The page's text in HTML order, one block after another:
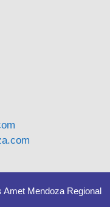
Mendoza Regional